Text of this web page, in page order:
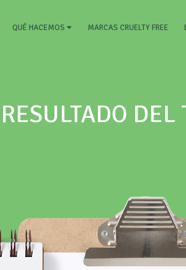
(CURRENT)
QUÉ HACEMOS MARCAS CRUELTY FREE
RESULTADO DEL